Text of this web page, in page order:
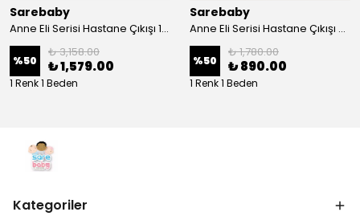
Sarebaby
Anne Eli Serisi Hastane Çıkışı 10'lu Set Oyuncak Hediyeli Organik
%50
₺ 3,158.00
₺ 1,579.00
1 Renk 1 Beden
Sarebaby
Anne Eli Serisi Hastane Çıkışı 5li Set
%50
₺ 1,780.00
₺ 890.00
1 Renk 1 Beden
Kategoriler